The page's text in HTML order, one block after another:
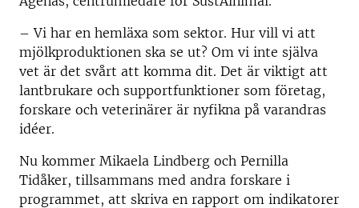
– Vi har en hemläxa som sektor. Hur vill vi att
mjölkproduktionen ska se ut? Om vi inte själva
vet är det svårt att komma dit. Det är viktigt att
lantbrukare och supportfunktioner som företag,
forskare och veterinärer är nyfikna på varandras
idéer.
Nu kommer Mikaela Lindberg och Pernilla
Tidåker, tillsammans med andra forskare i
programmet, att skriva en rapport om indikatorer